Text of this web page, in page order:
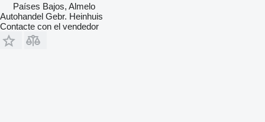
Países Bajos, Almelo
Autohandel Gebr. Heinhuis
Contacte con el vendedor